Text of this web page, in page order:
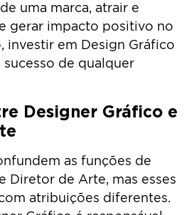
uma marca, atrair e
gerar impacto positivo no
investir em Design Gráfico
sucesso de qualquer
Designer Gráfico e
as funções de
Diretor de Arte, mas esses
atribuições diferentes.